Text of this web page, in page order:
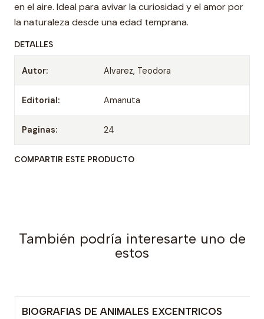
en el aire. Ideal para avivar la curiosidad y el amor por
la naturaleza desde una edad temprana.
DETALLES
Autor: Alvarez, Teodora
Editorial: Amanuta
Paginas: 24
COMPARTIR ESTE PRODUCTO
También podría interesarte uno de
estos
BIOGRAFIAS DE ANIMALES EXCENTRICOS